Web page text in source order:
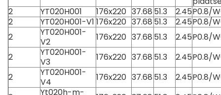
2
YT020H001 176x220 37.68 51.3 2.45P0.8/
2
YT020H001-V1 176x220 37.68 51.3 2.45P0.8/
2
YT020H001-
V2
176x220 37.68 51.3 2.45P0.8/
2
YT020H001-
V3
176x220 37.68 51.3 2.45P0.8/
2
YT020H001-
V4
176x220 37.68 51.3 2.45P0.8/
Yt020h-m-